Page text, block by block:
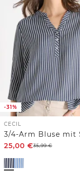
-31%
CECIL
25,00 €35,99€